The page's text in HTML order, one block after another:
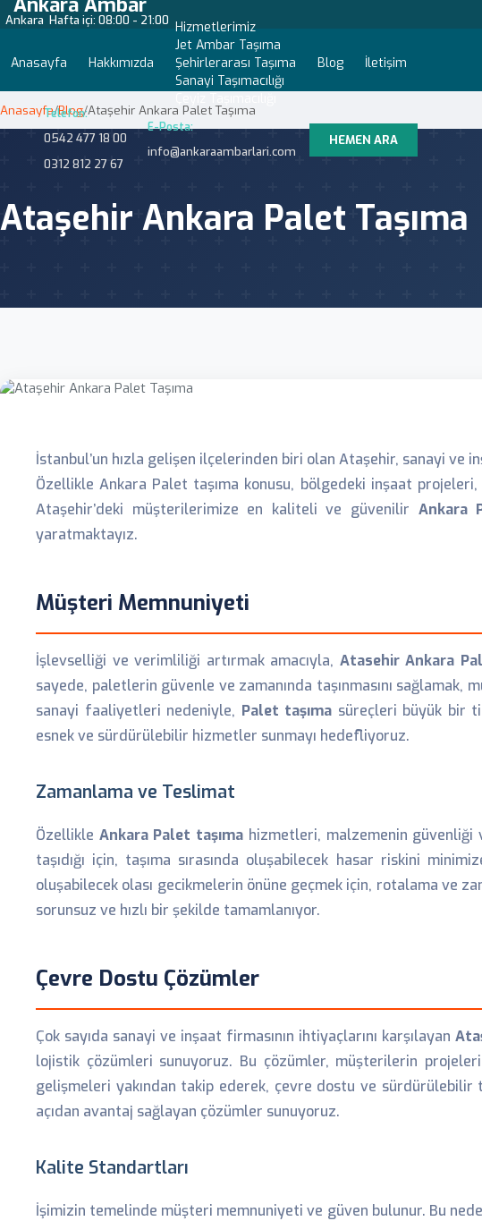
Ankara Hafta içi: 08:00 - 21:00
Anasayfa Hakkımızda
Hizmetlerimiz
Jet Ambar Taşıma
Şehirlerarası Taşıma
Sanayi Taşımacılığı
Blog İletişim
Telefon:
0542 477 18 00
0312 812 27 67
E-Posta:
info@ankaraambarlari.com
HEMEN ARA
Anasayfa/Blog/Ataşehir Ankara Palet Taşıma
Ataşehir Ankara Palet Taşıma
İstanbul’un hızla gelişen ilçelerinden biri olan Ataşehir, sanayi
Özellikle Ankara Palet taşıma konusu, bölgedeki inşaat
Ataşehir’deki müşterilerimize en kaliteli ve güvenilir Ankara
yaratmaktayız.
Müşteri Memnuniyeti
İşlevselliği ve verimliliği artırmak amacıyla, Atasehir Ankara
sayede, paletlerin güvenle ve zamanında taşınmasını
sanayi faaliyetleri nedeniyle, Palet taşıma süreçleri büyük bir
esnek ve sürdürülebilir hizmetler sunmayı hedefliyoruz.
Zamanlama ve Teslimat
Özellikle Ankara Palet taşıma hizmetleri, malzemenin güvenliği
taşıdığı için, taşıma sırasında oluşabilecek hasar riskini
oluşabilecek olası gecikmelerin önüne geçmek için, rotalama ve
sorunsuz ve hızlı bir şekilde tamamlanıyor.
Çevre Dostu Çözümler
Çok sayıda sanayi ve inşaat firmasının ihtiyaçlarını karşılayan
lojistik çözümleri sunuyoruz. Bu çözümler, müşterilerin
gelişmeleri yakından takip ederek, çevre dostu ve
açıdan avantaj sağlayan çözümler sunuyoruz.
Kalite Standartları
İşimizin temelinde müşteri memnuniyeti ve güven bulunur. Bu